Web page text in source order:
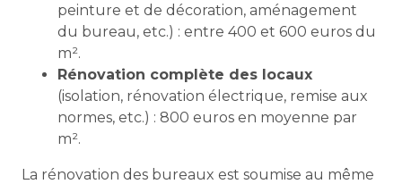
peinture et de décoration, aménagement
du bureau, etc.) : entre 400 et 600 euros du
m².
Rénovation complète des locaux
(isolation, rénovation électrique, remise aux
normes, etc.) : 800 euros en moyenne par
m².
La rénovation des bureaux est soumise au même